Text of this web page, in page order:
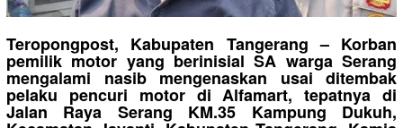
Teropongpost, Kabupaten Tangerang – Korban
pemilik motor yang berinisial SA warga Serang
mengalami nasib mengenaskan usai ditembak
pelaku pencuri motor di Alfamart, tepatnya di
Jalan Raya Serang KM.35 Kampung Dukuh,